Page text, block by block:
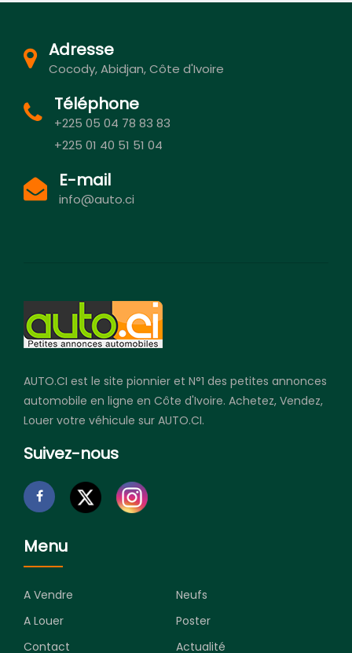
Adresse
Cocody, Abidjan, Côte d'Ivoire
Téléphone
+225 05 04 78 83 83
+225 01 40 51 51 04
E-mail
info@auto.ci
AUTO.CI est le site pionnier et N°1 des petites annonces
automobile en ligne en Côte d'Ivoire. Achetez, Vendez,
Louer votre véhicule sur AUTO.CI.
Suivez-nous
Menu
A Vendre
Neufs
A Louer
Poster
Contact
Actualité